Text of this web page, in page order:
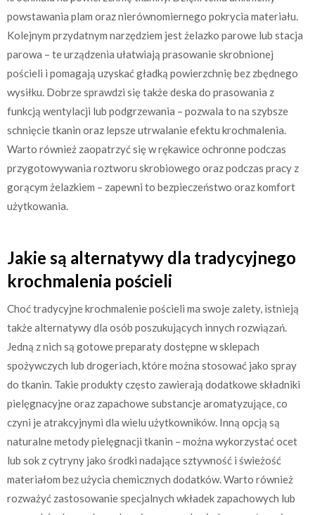
powstawania plam oraz nierównomiernego pokrycia materiału.
Kolejnym przydatnym narzędziem jest żelazko parowe lub stacja
parowa – te urządzenia ułatwiają prasowanie skrobnionej
pościeli i pomagają uzyskać gładką powierzchnię bez zbędnego
wysiłku. Dobrze sprawdzi się także deska do prasowania z
funkcją wentylacji lub podgrzewania – pozwala to na szybsze
schnięcie tkanin oraz lepsze utrwalanie efektu krochmalenia.
Warto również zaopatrzyć się w rękawice ochronne podczas
przygotowywania roztworu skrobiowego oraz podczas pracy z
gorącym żelazkiem – zapewni to bezpieczeństwo oraz komfort
użytkowania.
Jakie są alternatywy dla tradycyjnego
krochmalenia pościeli
Choć tradycyjne krochmalenie pościeli ma swoje zalety, istnieją
także alternatywy dla osób poszukujących innych rozwiązań.
Jedną z nich są gotowe preparaty dostępne w sklepach
spożywczych lub drogeriach, które można stosować jako spray
do tkanin. Takie produkty często zawierają dodatkowe składniki
pielęgnacyjne oraz zapachowe substancje aromatyzujące, co
czyni je atrakcyjnymi dla wielu użytkowników. Inną opcją są
naturalne metody pielęgnacji tkanin – można wykorzystać ocet
lub sok z cytryny jako środki nadające sztywność i świeżość
materiałom bez użycia chemicznych dodatków. Warto również
rozważyć zastosowanie specjalnych wkładek zapachowych lub